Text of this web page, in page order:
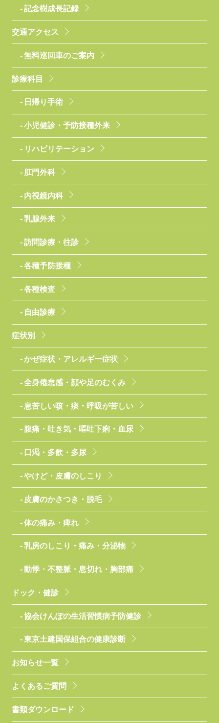
記念樹成長記録
交通アクセス
無料巡回車のご案内
診療科目
日帰り手術
小児健診・予防接種外来
リハビリテーション
肛門外科
内視鏡内科
乳腺外来
訪問診療・往診
各種予防接種
各種検査
自由診療
症状別
かぜ症状・アレルギー症状
全身倦怠感・顔や足のむくみ
息苦しい咳・痰・呼吸が苦しい
腹痛・吐き気・嘔吐下痢・血尿
口渇・多飲・多尿
やけど・皮膚のしこり
皮膚のかさつき・脱毛
体の痛み・痺れ
乳房のしこり・痛み・分泌物
動悸・不整脈・息切れ・胸部痛
ドック・健診
協会けんぽの生活習慣病予防健診
東京土建国保組合の健康診断
お知らせ一覧
よくあるご質問
書類ダウンロード